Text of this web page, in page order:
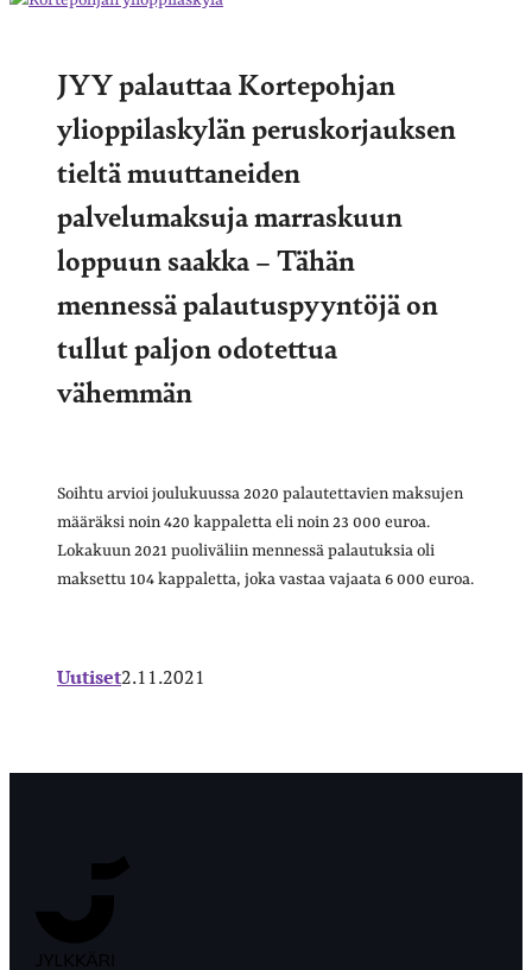
JYY palauttaa Kortepohjan
ylioppilaskylän peruskorjauksen
tieltä muuttaneiden
palvelumaksuja marraskuun
loppuun saakka – Tähän
mennessä palautuspyyntöjä on
tullut paljon odotettua
vähemmän
Soihtu arvioi joulukuussa 2020 palautettavien maksujen
määräksi noin 420 kappaletta eli noin 23 000 euroa.
Lokakuun 2021 puoliväliin mennessä palautuksia oli
maksettu 104 kappaletta, joka vastaa vajaata 6 000 euroa.
Uutiset2.11.2021